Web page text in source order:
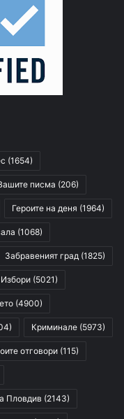
(1654)
писма (206)
Героите на деня (1964)
(1068)
Забравеният град (1825)
Избори (5021)
(4900)
Криминале (5973)
отговори (115)
Пловдив (2143)